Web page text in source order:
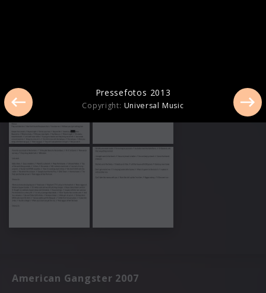
American Gangster 2007
Pressefotos 2013
Copyright: Universal Music